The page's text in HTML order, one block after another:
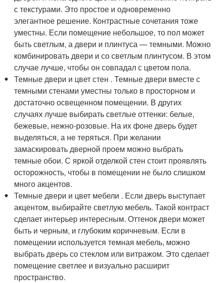
с текстурами. Это простое и одновременно
элегантное решение. Контрастные сочетания тоже
уместны. Если помещение небольшое, то пол может
быть светлым, а двери и плинтуса — темными. Можно
комбинировать двери и со светлым плинтусом. В этом
случае лучше, чтобы он совпадал с цветом пола.
Темные двери и цвет стен . Темные двери вместе с
темными стенами уместны только в просторном и
достаточно освещенном помещении. В других
случаях лучше выбирать светлые оттенки: белые,
бежевые, нежно-розовые. На их фоне дверь будет
выделяться, а не теряться. При желании
замаскировать дверной проем можно выбрать
темные обои. С яркой отделкой стен стоит проявлять
осторожность, чтобы в помещении не было слишком
много акцентов.
Темные двери и цвет мебели . Если дверь выступает
акцентом, выбирайте светлую мебель. Такой контраст
сделает интерьер интересным. Оттенок двери может
быть и черным, и глубоким коричневым. Если в
помещении используется темная мебель, можно
выбрать дверь со стеклом или витражом. Это сделает
помещение светлее и визуально расширит
пространство.